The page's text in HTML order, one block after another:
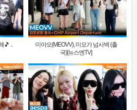
..
미야오(MEOVV), 미모가 넘사벽 (출
국)[뉴스엔TV]